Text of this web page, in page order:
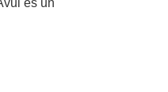
és un